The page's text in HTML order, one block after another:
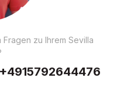
zu Ihrem Sevilla
+4915792644476